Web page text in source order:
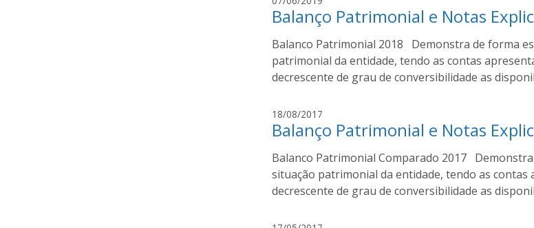
C
o
s
t
a
s
e
m
i
o
s
t
a
Balanço Patrimonial e Notas
Balanco Patrimonial 2018 Demonstra de forma
patrimonial da entidade, tendo as contas
decrescente de grau de conversibilidade as
18/08/2017A
s
e
m
i
Balanço Patrimonial e Notas
Balanco Patrimonial Comparado 2017
situação patrimonial da entidade, tendo as
decrescente de grau de conversibilidade as